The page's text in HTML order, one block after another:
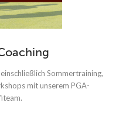
Sommertraining,
mit unserem PGA-